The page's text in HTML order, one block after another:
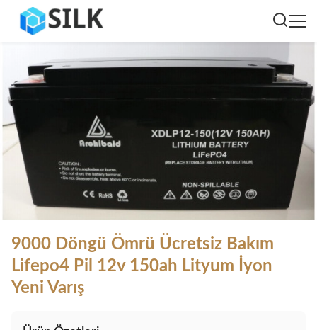
9000 Döngü Ömrü Ücretsiz Bakım
Lifepo4 Pil 12v 150ah Lityum İyon
Yeni Varış